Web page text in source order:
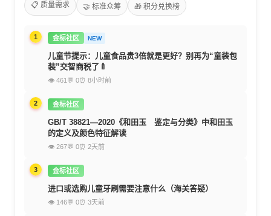
📋 质量需求 🤝 标准众筹 🎁 积分兑换榜
1 金标社区 NEW
儿童节提示：儿童食品贵3倍就是更好？别再为“童装包
装”交智商税了🍼
👁 461 💬 0⏰ 8小时前
2 金标社区
GB/T 38821—2020《和田玉 鉴定与分类》中和田玉
的定义及颜色特征解读
👁 267💬 0⏰ 2天前
3 金标社区
进口或选购儿童牙刷需要注意什么（海关答疑）
👁 146💬 0⏰ 3天前